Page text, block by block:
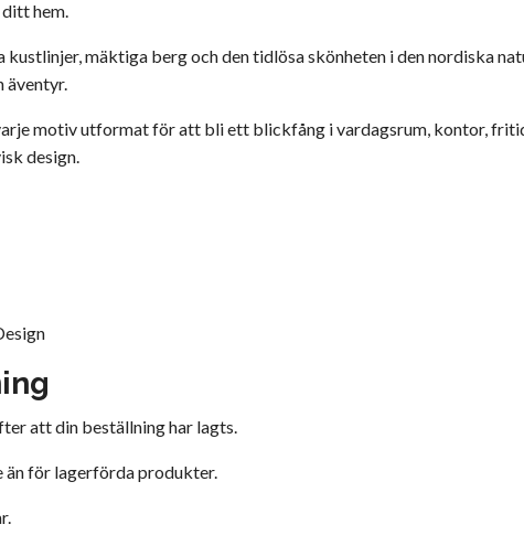
hem.
mäktiga berg och den tidlösa skönheten i den nordiska
äventyr.
motiv utformat för att bli ett blickfång i vardagsrum, kontor,
design.
att din beställning har lagts.
än för lagerförda produkter.